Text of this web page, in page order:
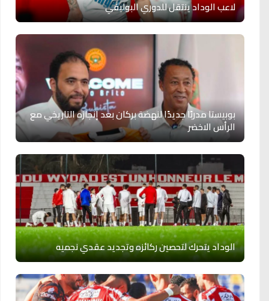
لاعب الوداد ينتقل للدوري البوليفي
بوبيستا مدربًا جديدًا لنهضة بركان بعد إنجازه التاريخي مع
الرأس الاخضر
الوداد يتحرك لتحصين ركائزه وتجديد عقدي نجميه